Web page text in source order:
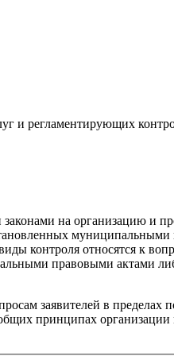
и регламентирующих
на организацию и
контроля относятся к
правовыми актами
заявителей в пределах
принципах организации